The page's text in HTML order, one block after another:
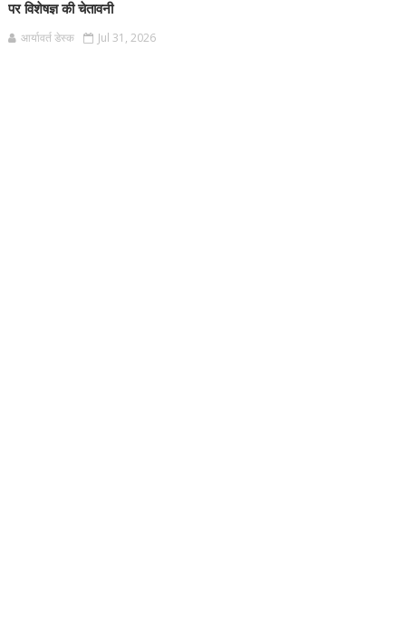
पर विशेषज्ञ की चेतावनी
आर्यावर्त डेस्क Jul 31, 2026